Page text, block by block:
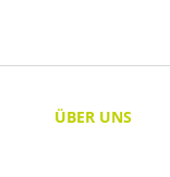
ÜBER UNS